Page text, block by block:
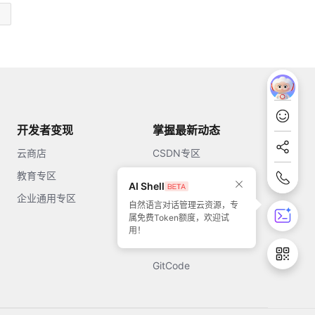
开发者变现
云商店
教育专区
企业通用专区
掌握最新动态
CSDN专区
开源中国
51CTO
GitCode
AI Shell
自然语言对话管理云资源，专
属免费Token额度，欢迎试
用！